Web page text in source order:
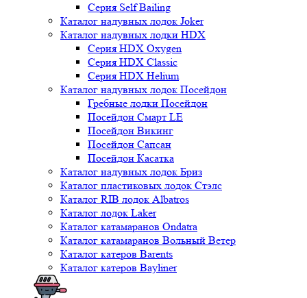
Серия Self Bailing
Каталог надувных лодок Joker
Каталог надувных лодки HDX
Серия HDX Oxygen
Серия HDX Classic
Серия HDX Helium
Каталог надувных лодок Посейдон
Гребные лодки Посейдон
Посейдон Смарт LE
Посейдон Викинг
Посейдон Сапсан
Посейдон Касатка
Каталог надувных лодок Бриз
Каталог пластиковых лодок Стэлс
Каталог RIB лодок Albatros
Каталог лодок Laker
Каталог катамаранов Ondatra
Каталог катамаранов Вольный Ветер
Каталог катеров Barents
Каталог катеров Bayliner